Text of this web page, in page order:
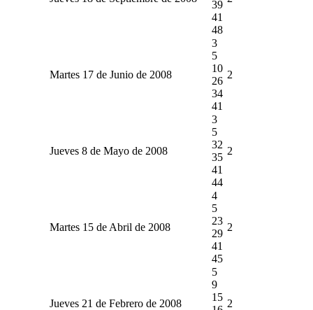
39
41
48
Martes 17 de Junio de 2008
3
5
10
26
34
41
2
Jueves 8 de Mayo de 2008
3
5
32
35
41
44
2
Martes 15 de Abril de 2008
4
5
23
29
41
45
2
Jueves 21 de Febrero de 2008
5
9
15
2